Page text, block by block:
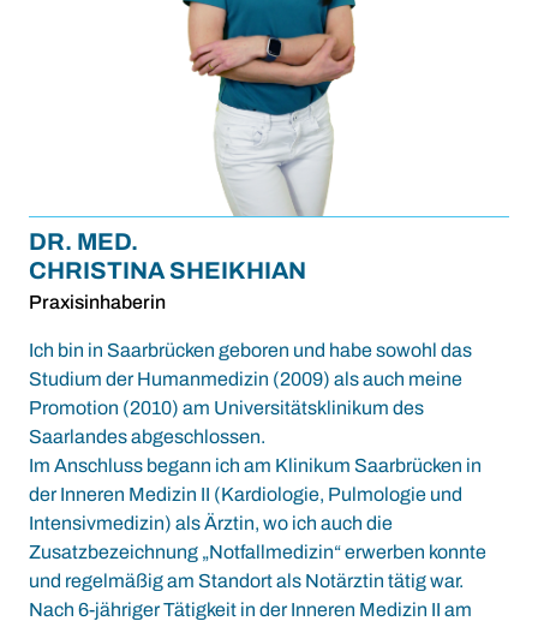
DR. MED.
CHRISTINA SHEIKHIAN
Praxisinhaberin
Ich bin in Saarbrücken geboren und habe sowohl das
Studium der Humanmedizin (2009) als auch meine
Promotion (2010) am Universitätsklinikum des
Saarlandes abgeschlossen.
Im Anschluss begann ich am Klinikum Saarbrücken in
der Inneren Medizin II (Kardiologie, Pulmologie und
Intensivmedizin) als Ärztin, wo ich auch die
Zusatzbezeichnung „Notfallmedizin“ erwerben konnte
und regelmäßig am Standort als Notärztin tätig war.
Nach 6-jähriger Tätigkeit in der Inneren Medizin II am